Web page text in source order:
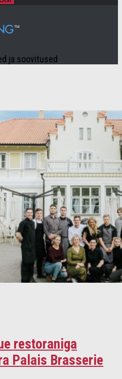
ja soovitused
restoraniga
Palais Brasserie